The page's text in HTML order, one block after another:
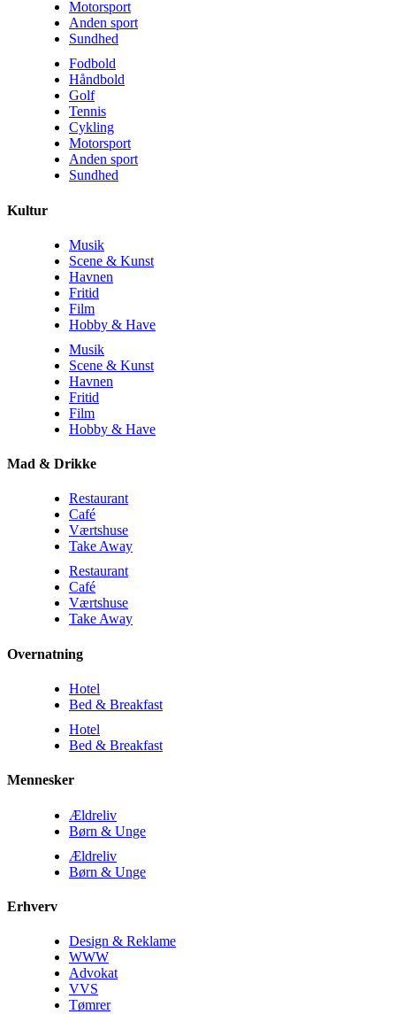
Motorsport
Anden sport
Sundhed
Fodbold
Håndbold
Golf
Tennis
Cykling
Motorsport
Anden sport
Sundhed
Kultur
Musik
Scene & Kunst
Havnen
Fritid
Film
Hobby & Have
Musik
Scene & Kunst
Havnen
Fritid
Film
Hobby & Have
Mad & Drikke
Restaurant
Café
Værtshuse
Take Away
Restaurant
Café
Værtshuse
Take Away
Overnatning
Hotel
Bed & Breakfast
Hotel
Bed & Breakfast
Mennesker
Ældreliv
Børn & Unge
Ældreliv
Børn & Unge
Erhverv
Design & Reklame
WWW
Advokat
VVS
Tømrer